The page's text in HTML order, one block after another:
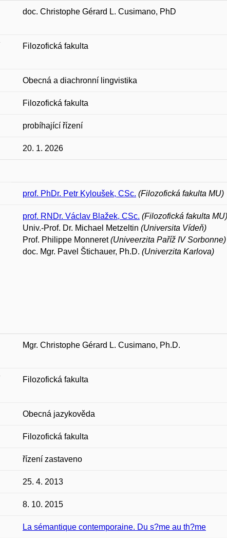
doc. Christophe Gérard L. Cusimano, PhD
Filozofická fakulta
Obecná a diachronní lingvistika
Filozofická fakulta
probíhající řízení
20. 1. 2026
prof. PhDr. Petr Kyloušek, CSc. (Filozofická fakulta MU)
prof. RNDr. Václav Blažek, CSc. (Filozofická fakulta MU)
Univ.-Prof. Dr. Michael Metzeltin (Universita Vídeň)
Prof. Philippe Monneret(Univeerzita Paříž IV Sorbonne)
doc. Mgr. Pavel Štichauer, Ph.D. (Univerzita Karlova)
Mgr. Christophe Gérard L. Cusimano, Ph.D.
Filozofická fakulta
Obecná jazykověda
Filozofická fakulta
řízení zastaveno
25. 4. 2013
8. 10. 2015
La sémantique contemporaine. Du s?me au th?me